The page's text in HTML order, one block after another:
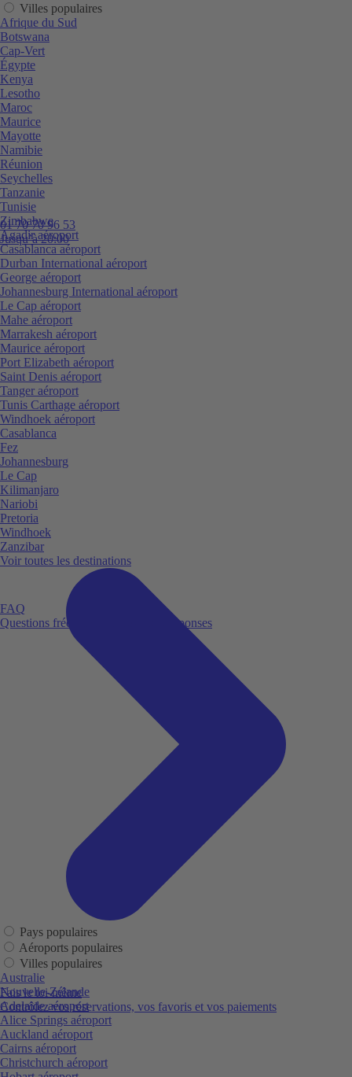
01 70 70 96 53
Jusqu’à 20:00
FAQ
Questions fréquemment posées et réponses
Fais le toi-même
Contrôlez vos réservations, vos favoris et vos paiements
Villes populaires
Afrique du Sud
Botswana
Cap-Vert
Égypte
Kenya
Lesotho
Maroc
Maurice
Mayotte
Namibie
Réunion
Seychelles
Tanzanie
Tunisie
Zimbabwe
Agadir aéroport
Casablanca aéroport
Durban International aéroport
George aéroport
Johannesburg International aéroport
Le Cap aéroport
Mahe aéroport
Marrakesh aéroport
Maurice aéroport
Port Elizabeth aéroport
Saint Denis aéroport
Tanger aéroport
Tunis Carthage aéroport
Windhoek aéroport
Casablanca
Fez
Johannesburg
Le Cap
Kilimanjaro
Nariobi
Pretoria
Windhoek
Zanzibar
Voir toutes les destinations
Pays populaires
Aéroports populaires
Villes populaires
Australie
Nouvelle-Zélande
Adelaide aéroport
Alice Springs aéroport
Auckland aéroport
Cairns aéroport
Christchurch aéroport